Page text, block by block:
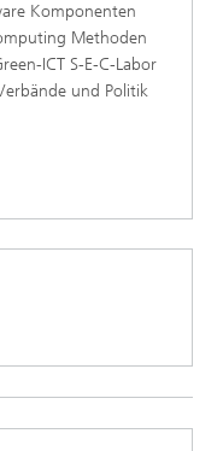
Komponenten
Methoden
ICT S-E-C-Labor
und Politik